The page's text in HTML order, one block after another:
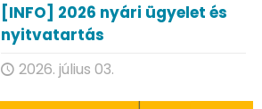
[INFO] 2026 nyári ügyelet és
nyitvatartás
2026. július 03.